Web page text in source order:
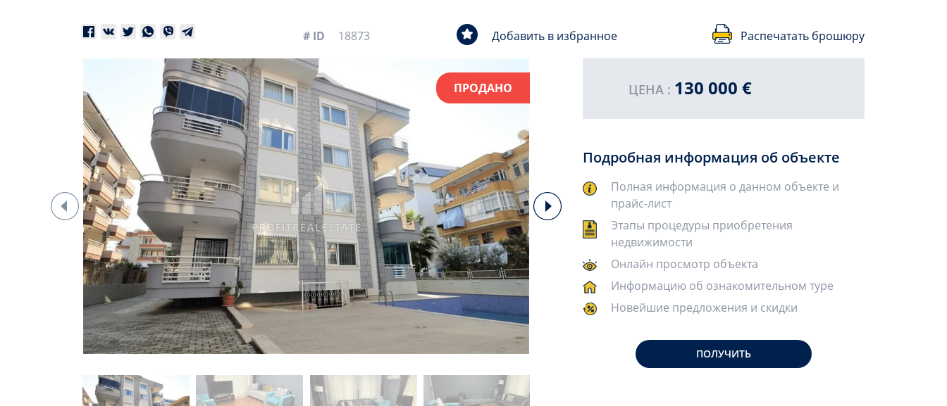
# ID 18873 Добавить в избранное Распечатать брошюру
ПРОДАНО ЦЕНА : 130 000 €
Подробная информация об объекте
Полная информация о данном объекте и
прайс-лист
Этапы процедуры приобретения
недвижимости
Онлайн просмотр объекта
Информацию об ознакомительном туре
Новейшие предложения и скидки
ПОЛУЧИТЬ